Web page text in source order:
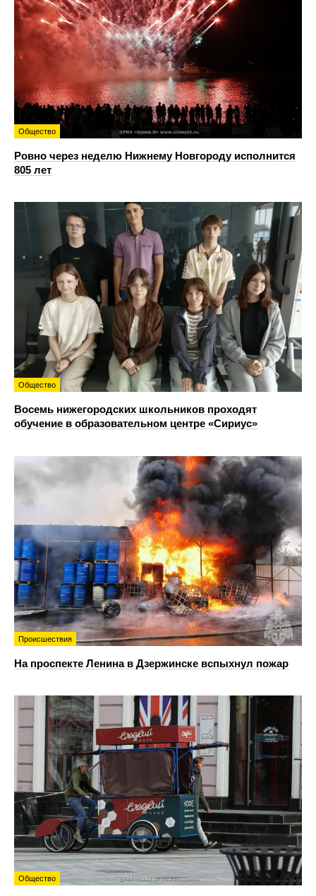
Общество
Ровно через неделю Нижнему Новгороду исполнится
805 лет
Общество
Восемь нижегородских школьников проходят
обучение в образовательном центре «Сириус»
Происшествия
На проспекте Ленина в Дзержинске вспыхнул пожар
Общество